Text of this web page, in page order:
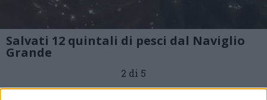
Salvati 12 quintali di pesci dal Naviglio
Grande
2 di 5